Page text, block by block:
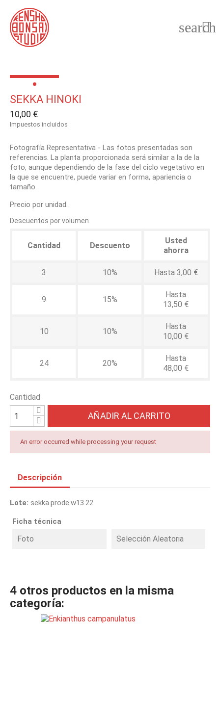

search
SEKKA HINOKI
10,00 €
Impuestos incluidos
Fotografía Representativa - Las fotos presentadas son
referencias. La planta proporcionada será similar a la de la
foto, aunque dependiendo de la fase del ciclo vegetativo en
la que se encuentre, puede variar en forma, apariencia o
tamaño.
Precio por unidad.
Descuentos por volumen
Cantidad Descuento
Usted
ahorra
3 10% Hasta 3,00 €
9 15%
Hasta
13,50 €
10 10%
Hasta
10,00 €
24 20%
Hasta
48,00 €
Cantidad
AÑADIR AL CARRITO
An error occurred while processing your request
Descripción
Lote: sekka.prode.w13.22
Ficha técnica
Foto Selección Aleatoria
4 otros productos en la misma
categoría: